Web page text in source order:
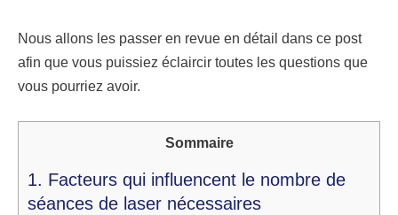
Nous allons les passer en revue en détail dans ce post
afin que vous puissiez éclaircir toutes les questions que
vous pourriez avoir.
Sommaire
1. Facteurs qui influencent le nombre de
séances de laser nécessaires